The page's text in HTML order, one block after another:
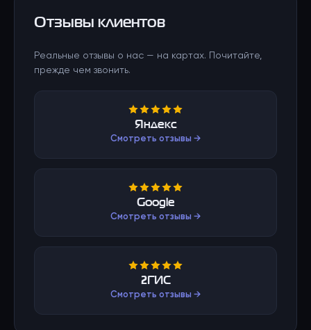
Отзывы клиентов
Реальные отзывы о нас — на картах. Почитайте,
прежде чем звонить.
Яндекс
Смотреть отзывы →
Google
Смотреть отзывы →
2ГИС
Смотреть отзывы →